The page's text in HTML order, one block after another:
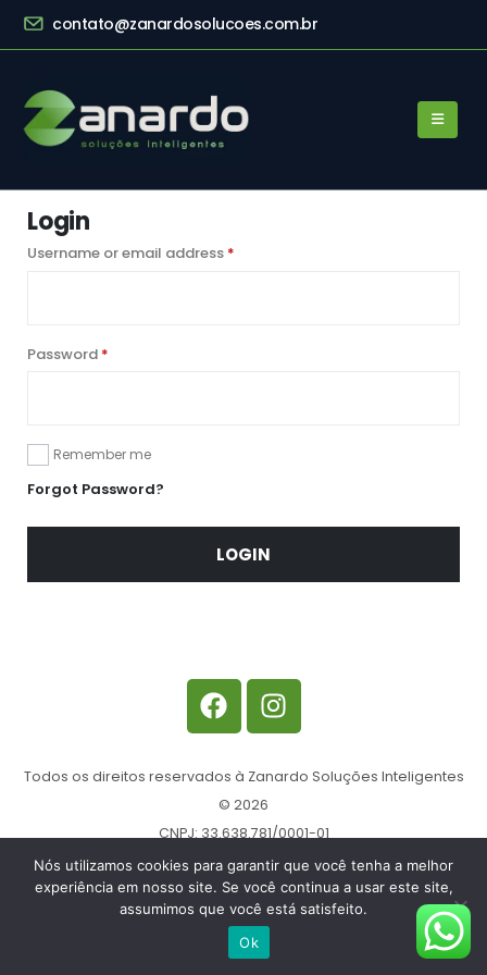
contato@zanardosolucoes.com.br
Login
Username or email address *
Password *
Remember me
Forgot Password?
LOGIN
Todos os direitos reservados à Zanardo Soluções Inteligentes
© 2026
CNPJ: 33.638.781/0001-01
Desenvolvido por IstoÉWEB
Nós utilizamos cookies para garantir que você tenha a melhor
experiência em nosso site. Se você continua a usar este site,
assumimos que você está satisfeito.
Ok